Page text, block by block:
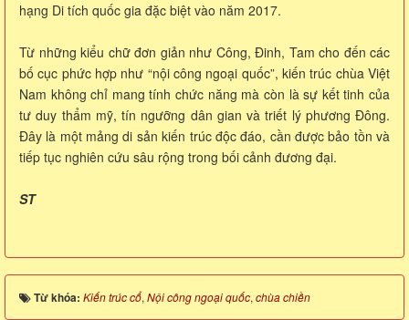
hạng Di tích quốc gia đặc biệt vào năm 2017.
Từ những kiểu chữ đơn giản như Công, Đinh, Tam cho đến các
bố cục phức hợp như “nội công ngoại quốc”, kiến trúc chùa Việt
Nam không chỉ mang tính chức năng mà còn là sự kết tinh của
tư duy thẩm mỹ, tín ngưỡng dân gian và triết lý phương Đông.
Đây là một mảng di sản kiến trúc độc đáo, cần được bảo tồn và
tiếp tục nghiên cứu sâu rộng trong bối cảnh đương đại.
ST
Từ khóa: Kiến trúc cổ, Nội công ngoại quốc, chùa chiền